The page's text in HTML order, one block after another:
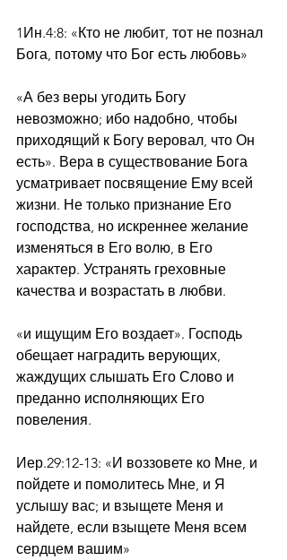
1Ин.4:8: «Кто не любит, тот не познал
Бога, потому что Бог есть любовь»
«А без веры угодить Богу
невозможно; ибо надобно, чтобы
приходящий к Богу веровал, что Он
есть». Вера в существование Бога
усматривает посвящение Ему всей
жизни. Не только признание Его
господства, но искреннее желание
изменяться в Его волю, в Его
характер. Устранять греховные
качества и возрастать в любви.
«и ищущим Его воздает». Господь
обещает наградить верующих,
жаждущих слышать Его Слово и
преданно исполняющих Его
повеления.
Иер.29:12-13: «И воззовете ко Мне, и
пойдете и помолитесь Мне, и Я
услышу вас; и взыщете Меня и
найдете, если взыщете Меня всем
сердцем вашим»